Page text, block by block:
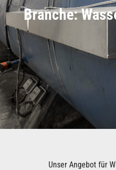
Branche:
Unser Angebot für